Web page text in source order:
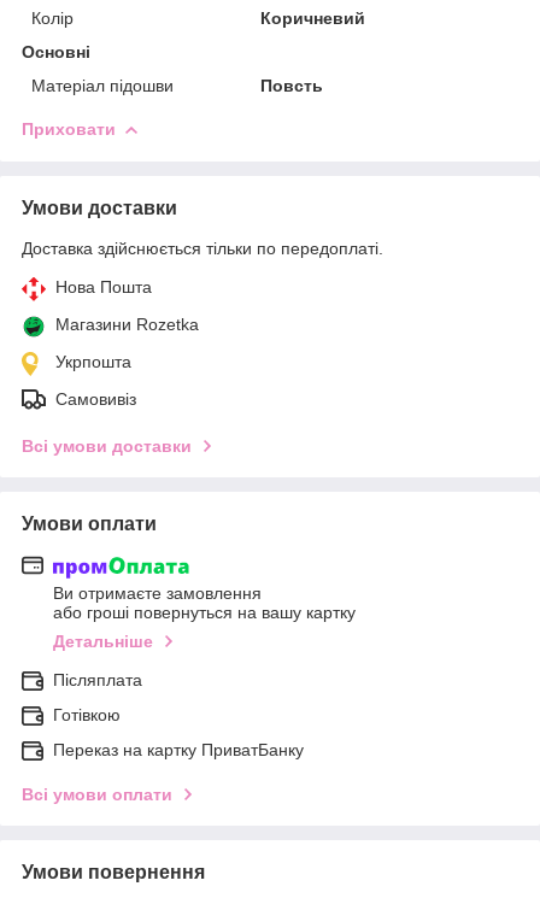
Колір
Коричневий
Основні
Матеріал підошви
Повсть
Приховати
Умови доставки
Доставка здійснюється тільки по передоплаті.
Нова Пошта
Магазини Rozetka
Укрпошта
Самовивіз
Всі умови доставки
Умови оплати
Ви отримаєте замовлення
або гроші повернуться на вашу картку
Детальніше
Післяплата
Готівкою
Переказ на картку ПриватБанку
Всі умови оплати
Умови повернення